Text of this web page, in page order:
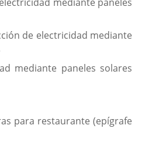
de electricidad mediante
mediante paneles solares
para restaurante (epígrafe